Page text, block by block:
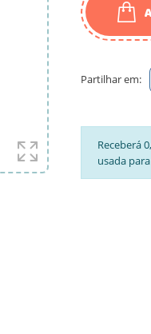
Partilhar em:
Receberá
usada